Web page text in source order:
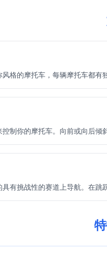
格的摩托车，每辆摩托车都
制你的摩托车。向前或向后倾
有挑战性的赛道上导航。在跳